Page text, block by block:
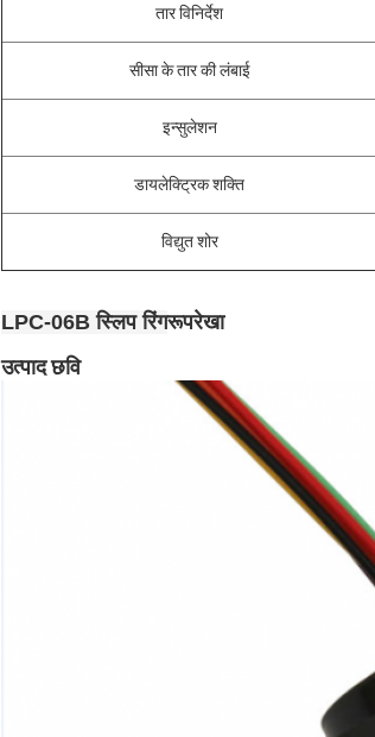
तार विनिर्देश
सीसा के तार की लंबाई
इन्सुलेशन
डायलेक्ट्रिक शक्ति
विद्युत शोर
LPC-06B स्लिप रिंगरूपरेखा
उत्पाद छवि